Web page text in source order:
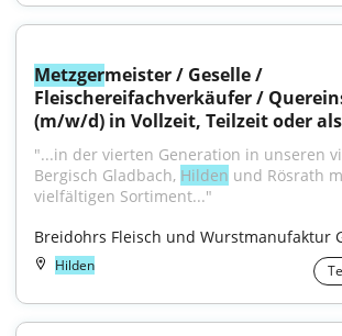
Metzgermeister / Geselle /
Fleischereifachverkäufer /
(m/w/d) in Vollzeit, Teilzeit oder
"...in der vierten Generation in unseren
Bergisch Gladbach, Hilden und Rösrath
vielfältigen Sortiment..."
Breidohrs Fleisch und Wurstmanufaktur
Hilden